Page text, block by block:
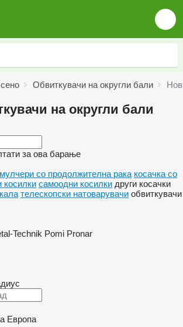
Обвиткувачи на округли бали
на округли бали
за ова барање
мулчери со продолжителна рака косачка со
косилки самоодни косилки други косачки
телескопски натоварувачи обвиткувачи
Technik Pomi Pronar
Европа